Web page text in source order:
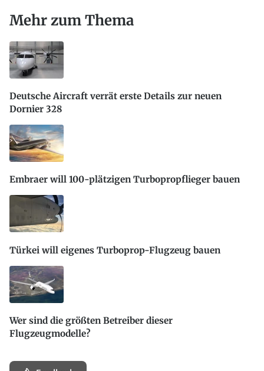
Mehr zum Thema
Deutsche Aircraft verrät erste Details zur neuen
Dornier 328
Embraer will 100-plätzigen Turbopropflieger bauen
Türkei will eigenes Turboprop-Flugzeug bauen
Wer sind die größten Betreiber dieser
Flugzeugmodelle?